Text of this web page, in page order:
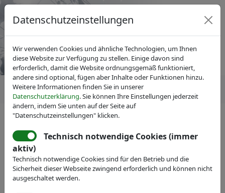
IVAM Fachverband für Mikrotechnik
Pressemitteilungen
2. IVAM-Marketingpreis: Das
Konzept der ACEOS GmbH
überzeugte die Jury
Datenschutzeinstellungen
Wir verwenden Cookies und ähnliche Technologien, um Ihnen
diese Website zur Verfügung zu stellen. Einige davon sind
erforderlich, damit die Website ordnungsgemäß funktioniert,
andere sind optional, fügen aber Inhalte oder Funktionen hinzu.
Weitere Informationen finden Sie in unserer
Datenschutzerklärung. Sie können Ihre Einstellungen jederzeit
ändern, indem Sie unten auf der Seite auf
"Datenschutzeinstellungen" klicken.
Technisch notwendige Cookies (immer
aktiv)
Technisch notwendige Cookies sind für den Betrieb und die
Sicherheit dieser Webseite zwingend erforderlich und können nicht
ausgeschaltet werden.